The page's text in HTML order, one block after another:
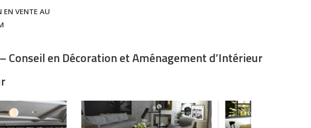
EN VENTE AU
en Décoration et Aménagement d’Intérieur